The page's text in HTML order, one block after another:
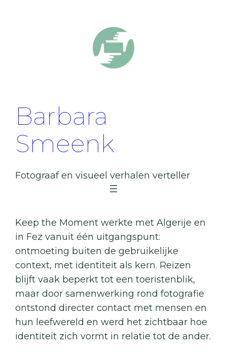
Barbara
Smeenk
Fotograaf en visueel verhalen verteller
Keep the Moment werkte met Algerije en
in Fez vanuit één uitgangspunt:
ontmoeting buiten de gebruikelijke
context, met identiteit als kern. Reizen
blijft vaak beperkt tot een toeristenblik,
maar door samenwerking rond fotografie
ontstond directer contact met mensen en
hun leefwereld en werd het zichtbaar hoe
identiteit zich vormt in relatie tot de ander.